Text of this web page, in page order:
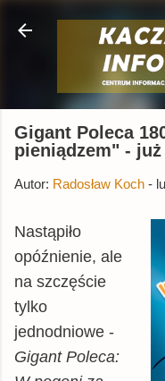
Przejdź
Gigant Poleca
pieniądzem" -
Autor: Radosław Koch -
Nastąpiło
opóźnienie, ale
na szczęście
tylko
jednodniowe -
Gigant Poleca: